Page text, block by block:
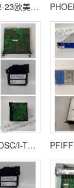
PHOENIX 80026-172-23欧美进口 全新原装 质保一年
PHOENIX IBSS7400DSC/I-T欧美进口 全新原装 质保一年